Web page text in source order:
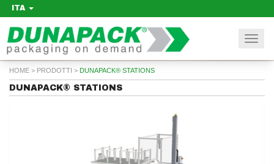
ITA
HOME > PRODOTTI > DUNAPACK® STATIONS
DUNAPACK® STATIONS